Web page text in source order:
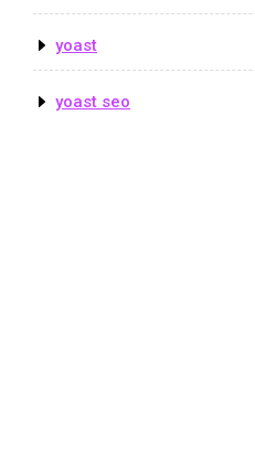
yoast
yoast seo